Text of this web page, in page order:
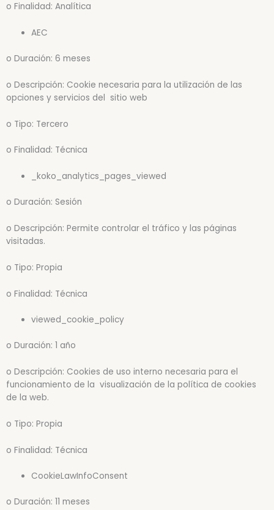
o Finalidad: Analítica
AEC
o Duración: 6 meses
o Descripción: Cookie necesaria para la utilización de las
opciones y servicios del sitio web
o Tipo: Tercero
o Finalidad: Técnica
_koko_analytics_pages_viewed
o Duración: Sesión
o Descripción: Permite controlar el tráfico y las páginas
visitadas.
o Tipo: Propia
o Finalidad: Técnica
viewed_cookie_policy
o Duración: 1 año
o Descripción: Cookies de uso interno necesaria para el
funcionamiento de la visualización de la política de cookies
de la web.
o Tipo: Propia
o Finalidad: Técnica
CookieLawInfoConsent
o Duración: 11 meses